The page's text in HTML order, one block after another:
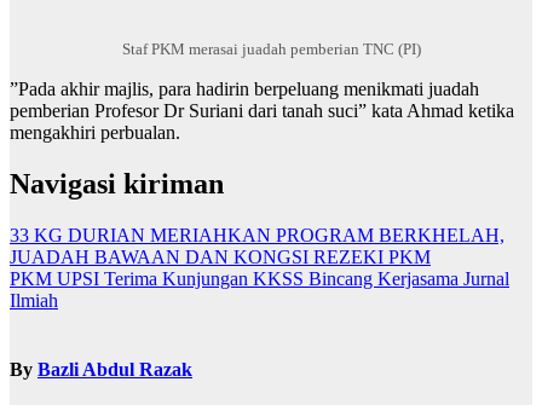
Staf PKM merasai juadah pemberian TNC (PI)
”Pada akhir majlis, para hadirin berpeluang menikmati juadah
pemberian Profesor Dr Suriani dari tanah suci” kata Ahmad ketika
mengakhiri perbualan.
Navigasi kiriman
33 KG DURIAN MERIAHKAN PROGRAM BERKHELAH,
JUADAH BAWAAN DAN KONGSI REZEKI PKM
PKM UPSI Terima Kunjungan KKSS Bincang Kerjasama Jurnal
Ilmiah
By Bazli Abdul Razak